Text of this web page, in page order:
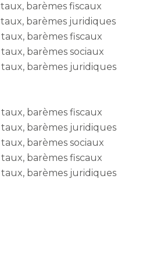
barèmes fiscaux
barèmes juridiques
barèmes fiscaux
barèmes sociaux
barèmes juridiques
barèmes fiscaux
barèmes juridiques
barèmes sociaux
barèmes fiscaux
barèmes juridiques